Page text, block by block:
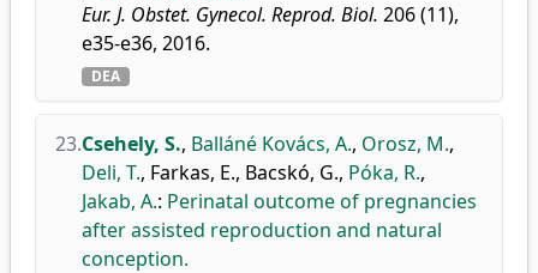
Eur. J. Obstet. Gynecol. Reprod. Biol. 206 (11),
e35-e36, 2016.
DEA
23.Csehely, S., Balláné Kovács, A., Orosz, M.,
Deli, T., Farkas, E., Bacskó, G., Póka, R.,
Jakab, A.: Perinatal outcome of pregnancies
after assisted reproduction and natural
conception.